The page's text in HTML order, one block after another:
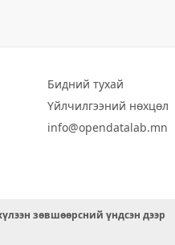
Бидний тухай
Үйлчилгээний нөхцөл
info@opendatalab.mn
зөвшөөрсний үндсэн дээр